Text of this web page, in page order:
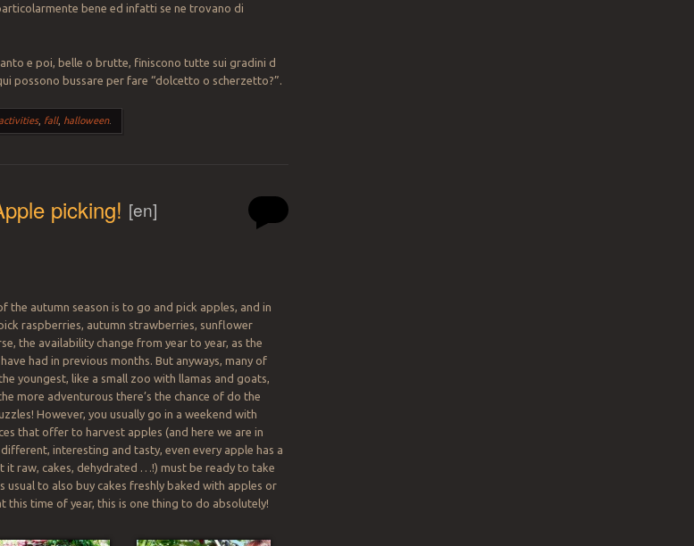
bene ed infatti se ne trovano di
e poi, belle o brutte, finiscono tutte sui gradini d
possono bussare per fare “dolcetto o scherzetto?”.
activities, fall, halloween.
picking! [en]
the autumn season is to go and pick apples, and in
raspberries, autumn strawberries, sunflower
the availability change from year to year, as the
had in previous months. But anyways, many of
youngest, like a small zoo with llamas and goats,
more adventurous there’s the chance of do the
However, you usually go in a weekend with
that offer to harvest apples (and here we are in
interesting and tasty, even every apple has a
it raw, cakes, dehydrated …!) must be ready to take
usual to also buy cakes freshly baked with apples or
this time of year, this is one thing to do absolutely!